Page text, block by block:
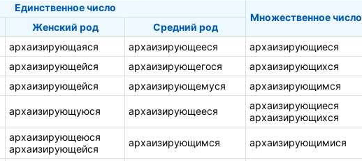
Единственное число
Множественное число
Женский род
Средний род
архаизирующаяся архаизирующееся
архаизирующиеся
архаизирующейся архаизирующегося
архаизирующихся
архаизирующейся архаизирующемуся архаизирующимся
архаизирующуюся архаизирующееся
архаизирующиеся
архаизирующихся
архаизирующеюся
архаизирующейся
архаизирующимся архаизирующимися